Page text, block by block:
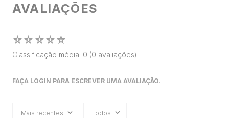
AVALIAÇÕES
☆☆ ☆☆☆
Classificação média: 0 (0 avaliações)
FAÇA LOGIN PARA ESCREVER UMA AVALIAÇÃO.
Mais recentes Todos